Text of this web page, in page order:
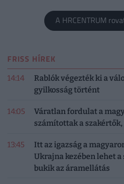
A HRCENTRUM
FRISS HÍREK
14:14
Rablók végezték ki a
gyilkosság történt
14:05
Váratlan fordulat a
számítottak a
13:45
Itt az igazság a
Ukrajna kezében lehet
bukik az áramellátás